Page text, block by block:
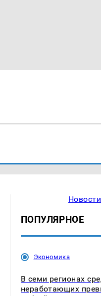
ПОПУЛЯРНОЕ
Экономика
В семи регионах
неработающих